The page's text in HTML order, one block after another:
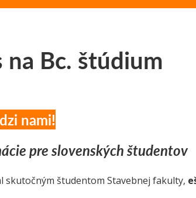
na Bc. štúdium
nami!
pre slovenských študentov
skutočným študentom Stavebnej fakulty,